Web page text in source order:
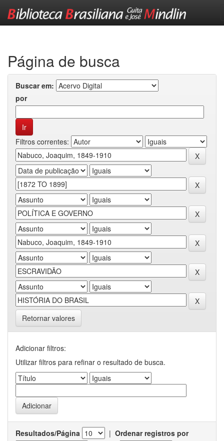
Página de busca
Buscar em:
por
Filtros correntes:
Retornar valores
Adicionar filtros:
Utilizar filtros para refinar o resultado de busca.
Resultados/Página | Ordenar registros por